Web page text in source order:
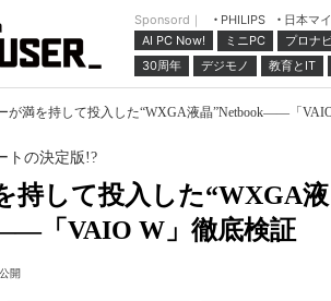
Sponsord｜ PHILIPS 日本マ
AI PC Now!
ミニPC プロナ
30周年
デジモノ 教育とIT
が満を持して投入した“WXGA液晶”Netbook――「
持して投入した“WXGA液
「VAIO W」徹底検証
トの決定版!?
開